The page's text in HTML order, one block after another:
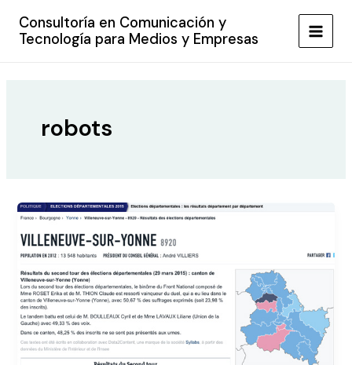
contenido
Consultoría en Comunicación y
Tecnología para Medios y Empresas
MAIN
robots